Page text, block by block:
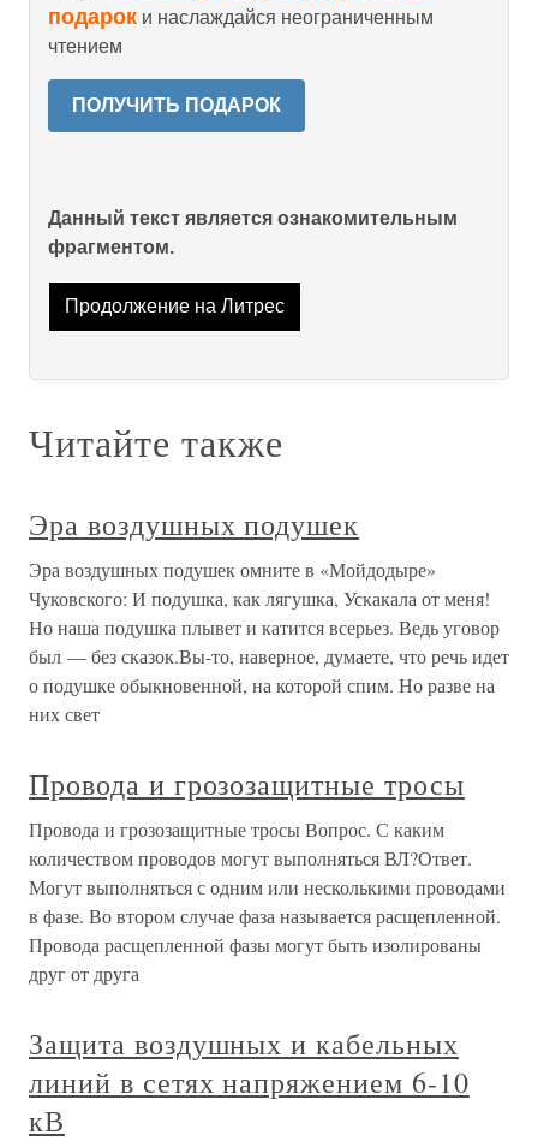
подарок и наслаждайся неограниченным
чтением
ПОЛУЧИТЬ ПОДАРОК
Данный текст является ознакомительным
фрагментом.
Продолжение на Литрес
Читайте также
Эра воздушных подушек
Эра воздушных подушек омните в «Мойдодыре»
Чуковского: И подушка, как лягушка, Ускакала от меня!
Но наша подушка плывет и катится всерьез. Ведь уговор
был — без сказок.Вы-то, наверное, думаете, что речь идет
о подушке обыкновенной, на которой спим. Но разве на
них свет
Провода и грозозащитные тросы
Провода и грозозащитные тросы Вопрос. С каким
количеством проводов могут выполняться ВЛ?Ответ.
Могут выполняться с одним или несколькими проводами
в фазе. Во втором случае фаза называется расщепленной.
Провода расщепленной фазы могут быть изолированы
друг от друга
Защита воздушных и кабельных
линий в сетях напряжением 6-10
кВ